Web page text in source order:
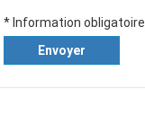
* Information obligatoire
Envoyer